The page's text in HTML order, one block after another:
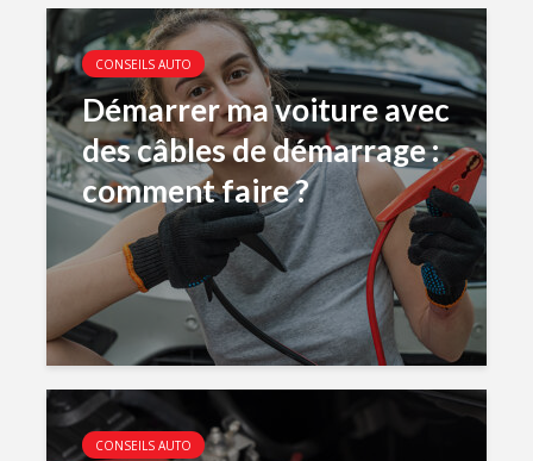
CONSEILS AUTO
Démarrer ma voiture avec
des câbles de démarrage :
comment faire ?
CONSEILS AUTO